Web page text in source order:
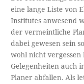
eine lange Liste von
Institutes anwesend
der vermeintliche
dabei gewesen sein
wohl nicht vergessen
Gelegenheiten auch
Planer abfallen. Als